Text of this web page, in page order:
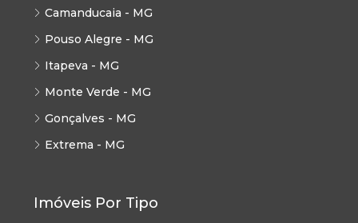
Camanducaia - MG
Pouso Alegre - MG
Itapeva - MG
Monte Verde - MG
Gonçalves - MG
Extrema - MG
Imóveis Por Tipo